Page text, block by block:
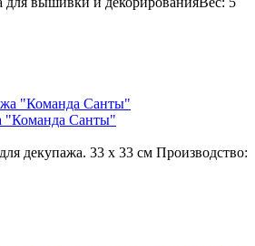
"Команда Санты"
декупажа. 33 х 33 см Производство: